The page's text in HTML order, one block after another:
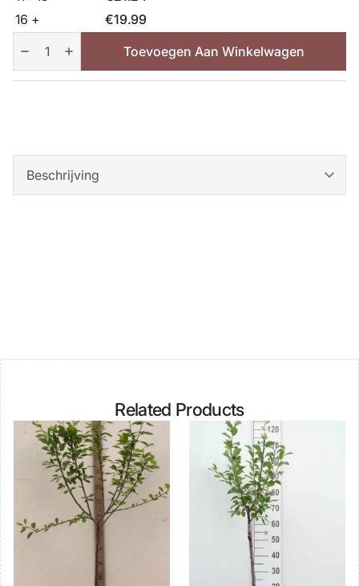
16 +
€19.99
Reine
Claude
Pruimenboom
aantal
Toevoegen Aan Winkelwagen
Related Products